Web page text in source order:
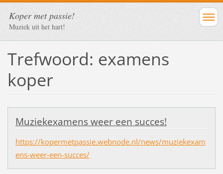
Koper met passie!
Muziek uit het hart!
Trefwoord: examens
koper
Muziekexamens weer een succes!
https://kopermetpassie.webnode.nl/news/muziekexam
ens-weer-een-succes/